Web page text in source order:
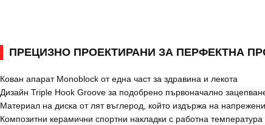
ПРЕЦИЗНО ПРОЕКТИРАНИ ЗА ПЕРФЕКТНА
Кован апарат Monoblock от една част за здравина и лекота
Дизайн Triple Hook Groove за подобрено първоначално
Материал на диска от лят въглерод, който издържа на
Композитни керамични спортни накладки с работна